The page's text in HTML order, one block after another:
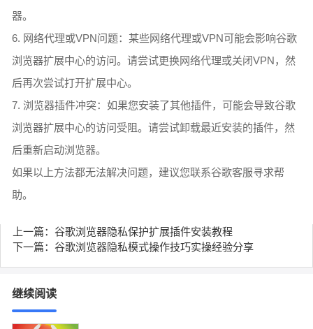
器。
6. 网络代理或VPN问题：某些网络代理或VPN可能会影响谷歌
浏览器扩展中心的访问。请尝试更换网络代理或关闭VPN，然
后再次尝试打开扩展中心。
7. 浏览器插件冲突：如果您安装了其他插件，可能会导致谷歌
浏览器扩展中心的访问受阻。请尝试卸载最近安装的插件，然
后重新启动浏览器。
如果以上方法都无法解决问题，建议您联系谷歌客服寻求帮
助。
上一篇：谷歌浏览器隐私保护扩展插件安装教程
下一篇：谷歌浏览器隐私模式操作技巧实操经验分享
继续阅读